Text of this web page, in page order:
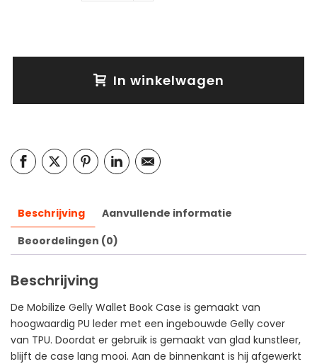
In winkelwagen
Beschrijving
Aanvullende informatie
Beoordelingen (0)
Beschrijving
De Mobilize Gelly Wallet Book Case is gemaakt van
hoogwaardig PU leder met een ingebouwde Gelly cover
van TPU. Doordat er gebruik is gemaakt van glad kunstleer,
blijft de case lang mooi. Aan de binnenkant is hij afgewerkt